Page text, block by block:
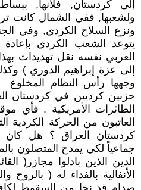
إلى كردستان, فلأنها,
ولشعبها, ففي الشمال كانت
ونزع السلاح الكردي, وفي
يتوعد الشعب الكردي بإعادة
العربي نفسه نقل تهديدات
إلى عزة إبراهيم الدوري )
وجهها رأس النظام المخلوع
حزبين كرديين في كردستان
الطائرات الأمريكية . فأي
العاتبون من الحركة
كردستان العراق ؟ هل كان
جماعياً لكي يمدح المتصلون
الدين الذين بادلوا مجازر(
الأنفالية بالفداء له (